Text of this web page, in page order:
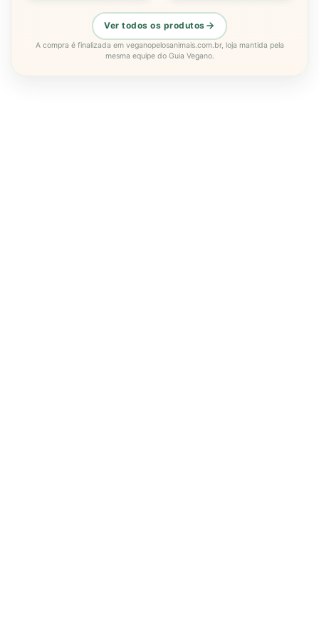
Ver todos os produtos
A compra é finalizada em veganopelosanimais.com.br, loja mantida pela
mesma equipe do Guia Vegano.